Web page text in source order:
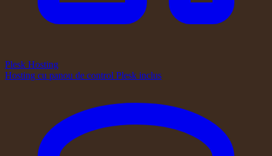
Plesk Hosting
Hosting cu panou de control Plesk inclus